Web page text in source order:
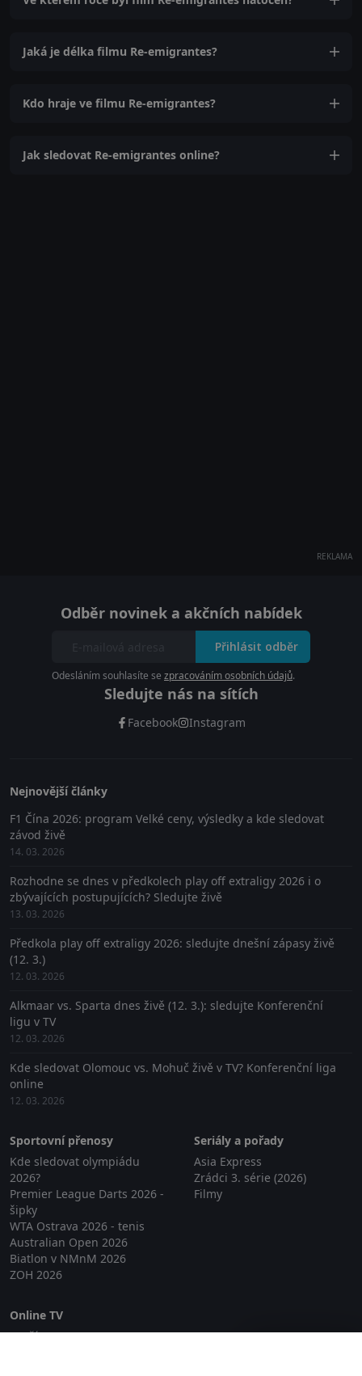
Jaká je délka filmu Re-emigrantes?
Kdo hraje ve filmu Re-emigrantes?
Jak sledovat Re-emigrantes online?
REKLAMA
Odběr novinek a akčních nabídek
Přihlásit odběr
Odesláním souhlasíte se zpracováním osobních údajů.
Sledujte nás na sítích
Facebook Instagram
Nejnovější články
F1 Čína 2026: program Velké ceny, výsledky a kde sledovat
závod živě
14. 03. 2026
Rozhodne se dnes v předkolech play off extraligy 2026 i o
zbývajících postupujících? Sledujte živě
13. 03. 2026
Předkola play off extraligy 2026: sledujte dnešní zápasy živě
(12. 3.)
12. 03. 2026
Alkmaar vs. Sparta dnes živě (12. 3.): sledujte Konferenční
ligu v TV
12. 03. 2026
Kde sledovat Olomouc vs. Mohuč živě v TV? Konferenční liga
online
12. 03. 2026
Sportovní přenosy
Kde sledovat olympiádu
2026?
Premier League Darts 2026 -
šipky
WTA Ostrava 2026 - tenis
Australian Open 2026
Biatlon v NMnM 2026
ZOH 2026
Seriály a pořady
Asia Express
Zrádci 3. série (2026)
Filmy
Online TV
Lepší.TV